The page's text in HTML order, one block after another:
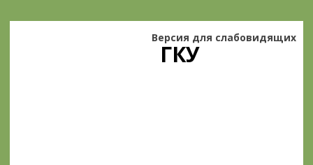
ГКУ
Версия для слабовидящих